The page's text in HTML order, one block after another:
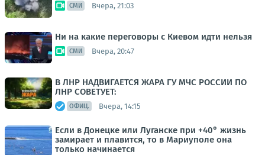
СМИ Вчера, 21:03
Ни на какие переговоры с Киевом идти нельзя
СМИ Вчера, 20:47
В ЛНР НАДВИГАЕТСЯ ЖАРА ГУ МЧС РОССИИ ПО
ЛНР СОВЕТУЕТ:
ОФИЦ. Вчера, 14:15
Если в Донецке или Луганске при +40° жизнь
замирает и плавится, то в Мариуполе она
только начинается